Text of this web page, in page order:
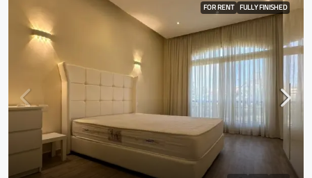
FOR RENT FULLY FINISHED